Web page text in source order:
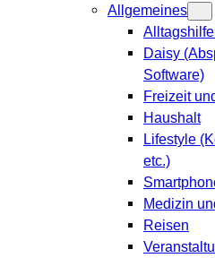
Allgemeines
Daisy
Software)
Freizeit
Haushalt
Lifestyle
etc.)
Medizin
Reisen